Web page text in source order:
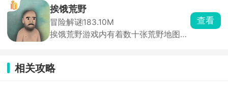
丘到神秘强大的超梦，每只都拥有独立
外貌、技能与性格。你将扮演训练师，
在神秘森林、深邃洞穴、广阔草原中探
索冒险，邂逅并捕捉心仪的精灵。
挨饿荒野
冒险解谜183.10M
挨饿荒野游戏内有着数十张荒野地图，
装自己，带好装备外出狩猎食物，完成
系统所给的随机任务，收获大量的金萝
查看
相关攻略